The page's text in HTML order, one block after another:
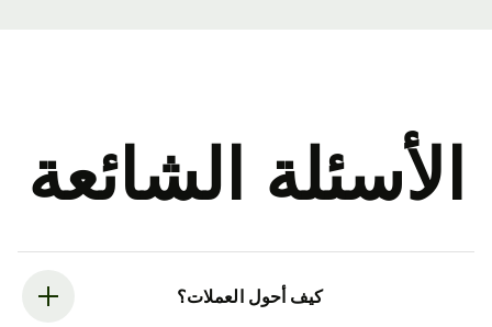
الأسئلة الشائعة
كيف أحول العملات؟